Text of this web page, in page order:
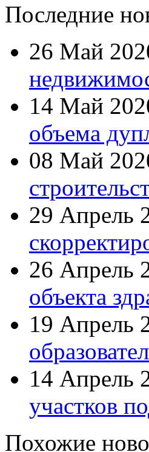
Последние
26 Май
14 Май
объема
08 Май
29 Апрель
26 Апрель
объекта
19 Апрель
14 Апрель
участков
Похожие